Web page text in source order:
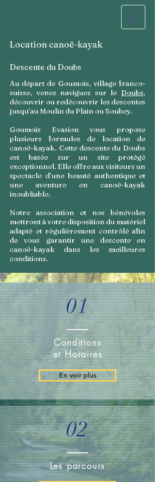
Location canoë-kayak
Descente du Doubs
Au départ de Goumois, village franco-
suisse, venez naviguez sur le Doubs,
découvrir ou redécouvrir les descentes
jusqu’au Moulin du Plain ou Soubey.
Goumois Evasion vous propose
plusieurs formules de location de
canoë-kayak. Cette descente du Doubs
est basée sur un site protégé
exceptionnel. Elle offre aux visiteurs un
spectacle d’une beauté authentique et
une aventure en canoë-kayak
inoubliable.
Notre association et nos bénévoles
mettront à votre disposition du matériel
adapté et régulièrement contrôlé afin
de vous garantir une descente en
canoë-kayak dans les meilleures
conditions.
01
Conditions
et Horaires
En voir plus
02
Les parcours